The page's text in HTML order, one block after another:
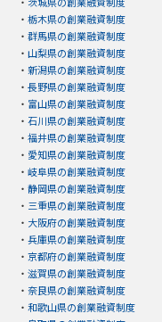
・ 栃木県の創業融資制度
・ 群馬県の創業融資制度
・ 山梨県の創業融資制度
・ 新潟県の創業融資制度
・ 長野県の創業融資制度
・ 富山県の創業融資制度
・ 石川県の創業融資制度
・ 福井県の創業融資制度
・ 愛知県の創業融資制度
・ 岐阜県の創業融資制度
・ 静岡県の創業融資制度
・ 三重県の創業融資制度
・ 大阪府の創業融資制度
・ 兵庫県の創業融資制度
・ 京都府の創業融資制度
・ 滋賀県の創業融資制度
・ 奈良県の創業融資制度
・ 和歌山県の創業融資制度